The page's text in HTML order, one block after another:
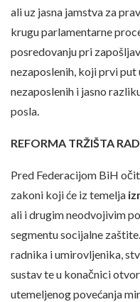
ali uz jasna jamstva za
krugu parlamentarne
posredovanju pri
nezaposlenih, koji prvi put
nezaposlenih i jasno
posla.
REFORMA TRŽIŠTA
Pred Federacijom BiH
zakoni koji će iz temelja
ali i drugim neodvojivim
segmentu socijalne
radnika i umirovljenika,
sustav te u konačnici
utemeljenog povećanja